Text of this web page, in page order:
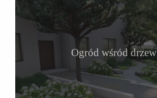
Ogród wśród drzew